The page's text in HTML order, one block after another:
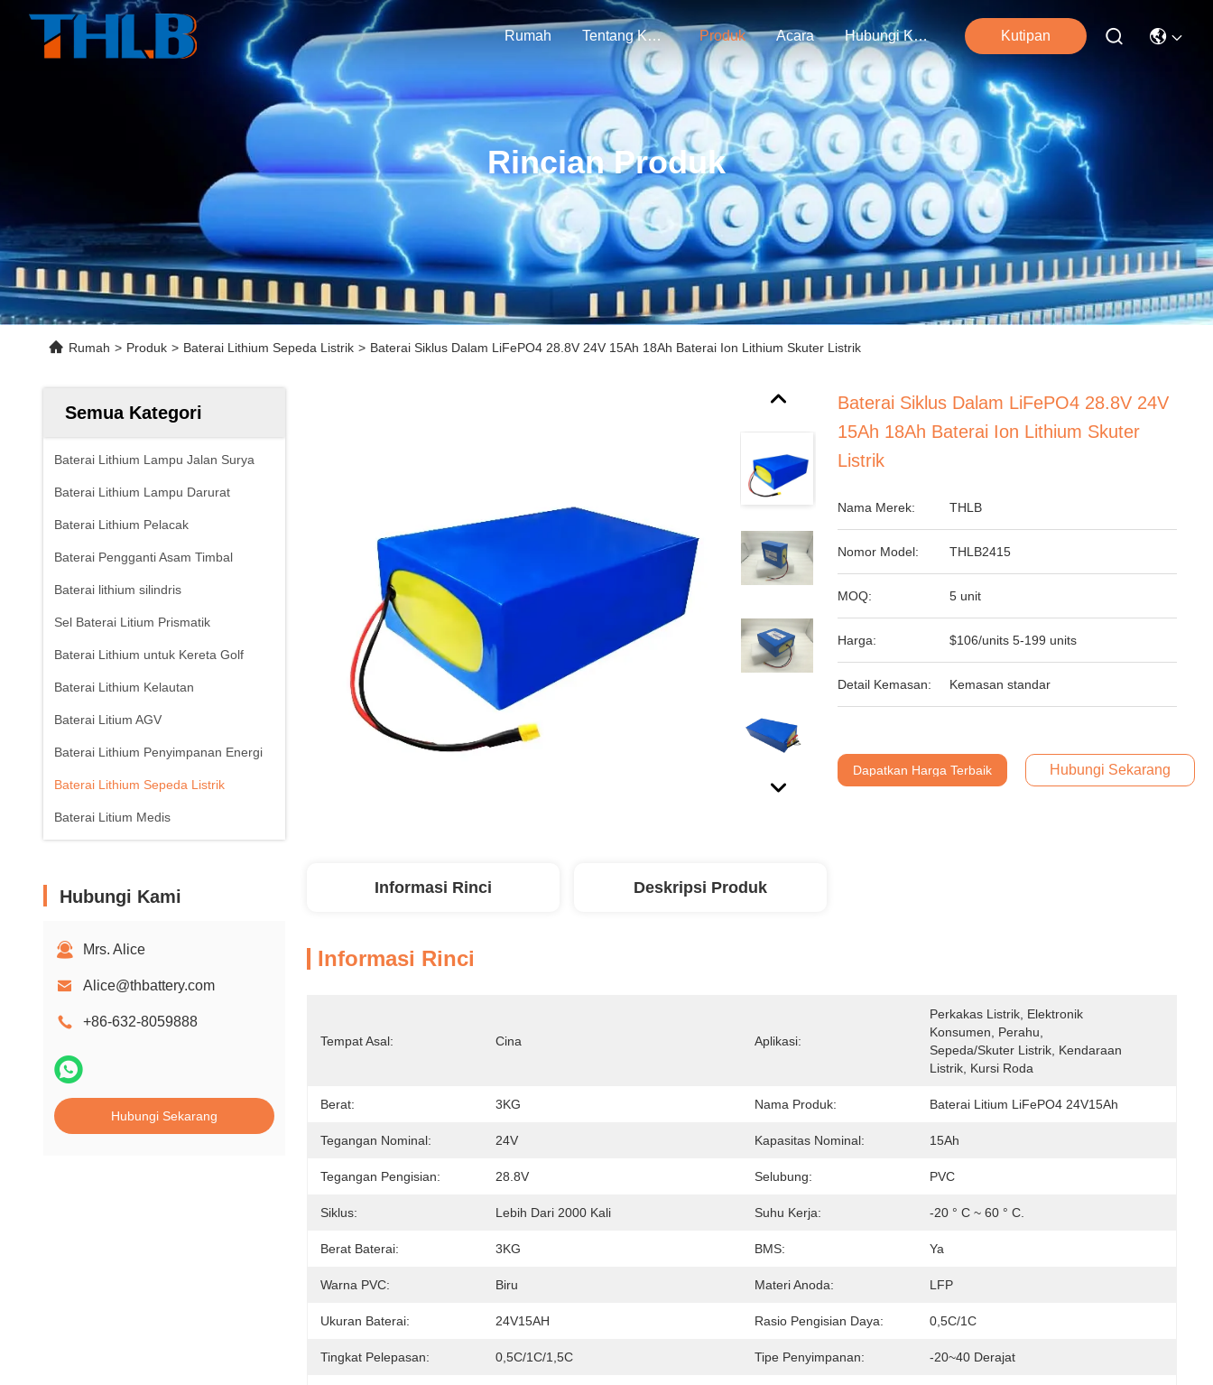
Rumah Tentang Kami Produk Acara Hubungi Kami Kutipan
Rincian Produk
Rumah > Produk > Baterai Lithium Sepeda Listrik > Baterai Siklus Dalam LiFePO4 28.8V 24V 15Ah 18Ah Baterai Ion Lithium Skuter Listrik
Semua Kategori
Baterai Lithium Lampu Jalan Surya
Baterai Lithium Lampu Darurat
Baterai Lithium Pelacak
Baterai Pengganti Asam Timbal
Baterai lithium silindris
Sel Baterai Litium Prismatik
Baterai Lithium untuk Kereta Golf
Baterai Lithium Kelautan
Baterai Litium AGV
Baterai Lithium Penyimpanan Energi
Baterai Lithium Sepeda Listrik
Baterai Litium Medis
Hubungi Kami
Mrs. Alice
Alice@thbattery.com
+86-632-8059888
Hubungi Sekarang
Baterai Siklus Dalam LiFePO4 28.8V 24V
15Ah 18Ah Baterai Ion Lithium Skuter
Listrik
Nama Merek: THLB
Nomor Model: THLB2415
MOQ: 5 unit
Harga: $106/units 5-199 units
Detail Kemasan: Kemasan standar
Dapatkan Harga Terbaik Hubungi Sekarang
Informasi Rinci Deskripsi Produk
Informasi Rinci
Tempat Asal: Cina Aplikasi:
Perkakas Listrik, Elektronik
Konsumen, Perahu,
Sepeda/Skuter Listrik, Kendaraan
Listrik, Kursi Roda
Berat: 3KG Nama Produk: Baterai Litium LiFePO4 24V15Ah
Tegangan Nominal: 24V Kapasitas Nominal: 15Ah
Tegangan Pengisian: 28.8V Selubung: PVC
Siklus: Lebih Dari 2000 Kali Suhu Kerja: -20 ° C ~ 60 ° C.
Berat Baterai: 3KG BMS: Ya
Warna PVC: Biru Materi Anoda: LFP
Ukuran Baterai: 24V15AH Rasio Pengisian Daya: 0,5C/1C
Tingkat Pelepasan: 0,5C/1C/1,5C Tipe Penyimpanan: -20~40 Derajat